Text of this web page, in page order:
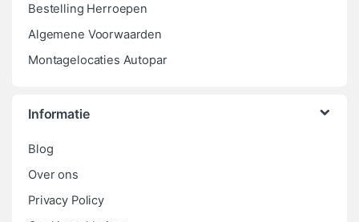
Bestelling Herroepen
Algemene Voorwaarden
Montagelocaties Autopar
Informatie
Blog
Over ons
Privacy Policy